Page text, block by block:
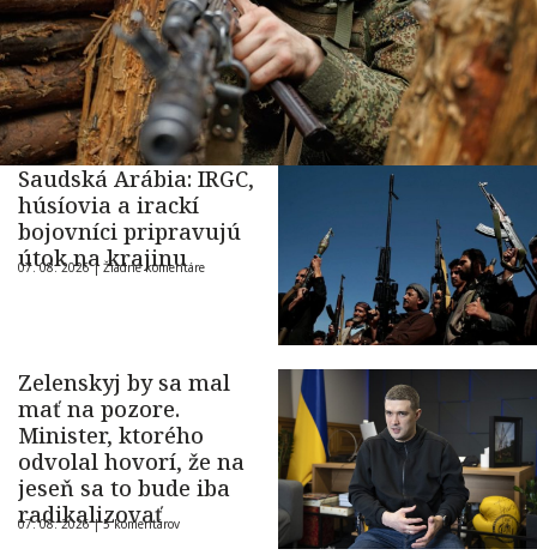
Saudská Arábia: IRGC,
húsíovia a irackí
bojovníci pripravujú
útok na krajinu
07. 08. 2026 |Žiadne komentáre
Zelenskyj by sa mal
mať na pozore.
Minister, ktorého
odvolal hovorí, že na
jeseň sa to bude iba
radikalizovať
07. 08. 2026 |5 komentárov